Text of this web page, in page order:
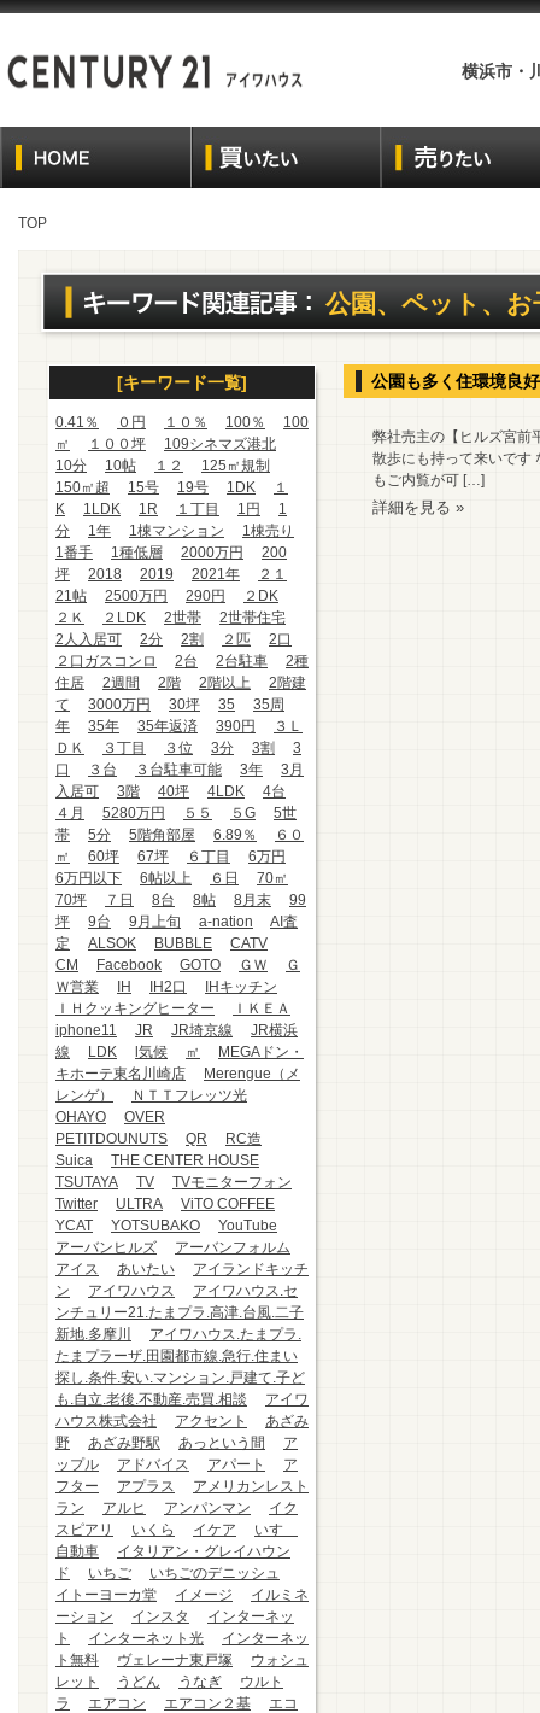
横浜市・
TOP
公園、ペット、
[キーワード一覧]
0.41％ ０円 １０％ 100％
100
㎡
１００坪
109シネマズ港北
10分
10帖 １２
125㎡規制
150㎡超
15号 19号 1DK
１
K
1LDK 1R １丁目 1円
1
分
1年 1棟マンション
1棟売り
1番手
1種低層 2000万円
200
坪
2018 2019 2021年
２１
21帖
2500万円 290円
２DK
２Ｋ
２LDK 2世帯
2世帯住宅
2人入居可
2分 2割 ２匹
2口
２口ガスコンロ
2台 2台駐車
2種
住居
2週間 2階 2階以上
2階建
て
3000万円 30坪 35
35周
年
35年 35年返済 390円
３Ｌ
ＤＫ
３丁目 ３位 3分 3割
3
口
３台 ３台駐車可能 3年
3月
入居可
3階 40坪 4LDK
4台
４月
5280万円 ５５ ５G
5世
帯
5分 5階角部屋 6.89％
６０
㎡
60坪 67坪 ６丁目
6万円
6万円以下
6帖以上 ６日
70㎡
70坪
７日 8台 8帖 8月末
99
坪
9台 9月上旬 a-nation
AI査
定
ALSOK BUBBLE
CATV
CM
Facebook GOTO ＧＷ
Ｇ
Ｗ営業
IH IH2口
IHキッチン
ＩＨクッキングヒーター
ＩＫＥＡ
iphone11
JR JR埼京線
JR横浜
線
LDK l気候 ㎡
MEGAドン・
キホーテ東名川崎店
Merengue（メ
レンゲ）
ＮＴＴフレッツ光
OHAYO
OVER
PETITDOUNUTS
QR
RC造
Suica
THE CENTER HOUSE
TSUTAYA
TV
TVモニターフォン
Twitter
ULTRA
ViTO COFFEE
YCAT
YOTSUBAKO
YouTube
アーバンヒルズ
アーバンフォルム
アイス
あいたい
アイランドキッチ
ン
アイワハウス
アイワハウス.セ
ンチュリー21.たまプラ.高津.台風.二子
新地.多摩川
アイワハウス.たまプラ.
たまプラーザ.田園都市線.急行.住まい
探し.条件.安い.マンション.戸建て.子ど
も.自立.老後.不動産.売買.相談
アイワ
ハウス株式会社
アクセント
あざみ
野
あざみ野駅 あっという間
ア
ップル
アドバイス アパート
ア
フター
アプラス
アメリカンレスト
ラン
アルヒ アンパンマン
イク
スピアリ
いくら イケア
いすゞ
自動車
イタリアン・グレイハウン
ド
いちご
いちごのデニッシュ
イトーヨーカ堂
イメージ
イルミネ
ーション
インスタ
インターネッ
ト
インターネット光
インターネッ
ト無料
ヴェレーナ東戸塚
ウォシュ
レット
うどん うなぎ
ウルト
ラ
エアコン エアコン２基
エコ
公園も多く住環境良
弊社売主の【ヒルズ宮前
散歩にも持って来いです
もご内覧が可 […]
詳細を見る »